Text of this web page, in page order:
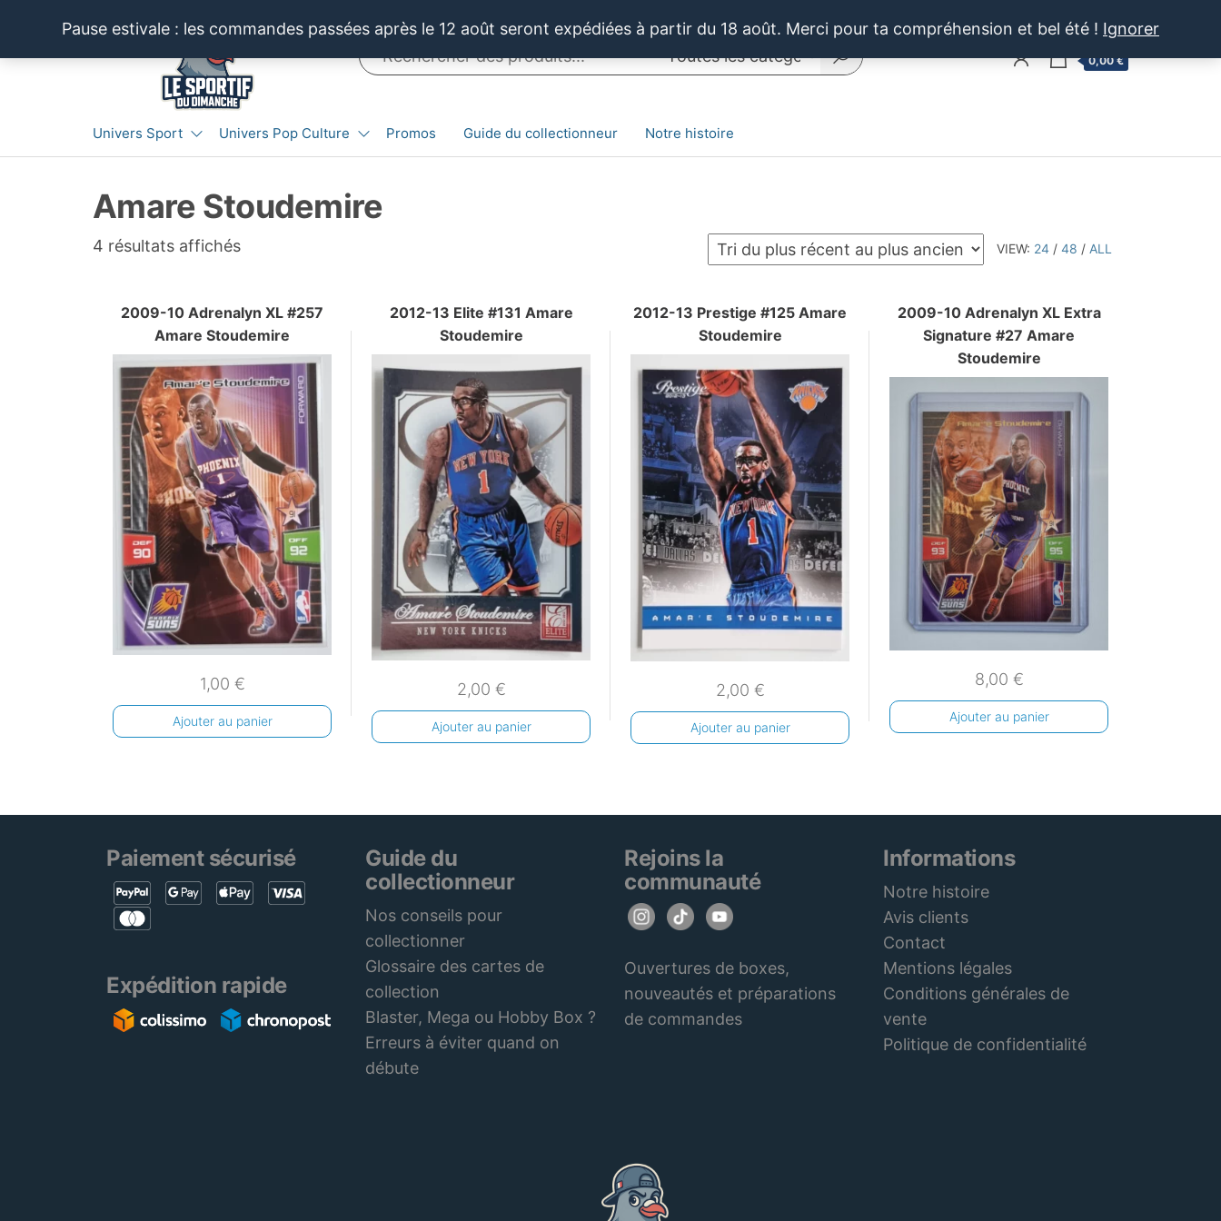
contenu
Pause estivale : les commandes passées après le 12 août seront expédiées à partir du 18 août. Merci pour ta compréhension et bel été ! Ignorer
LE SPORTIF
DU
et
produits
autour
du
sport et
0,00 €
Univers Sport Univers Pop Culture Promos Guide du collectionneur Notre histoire
Amare Stoudemire
VIEW: 24 / 48 / ALL
4 résultats affichésTrié
récent
au
plus
ancien
2009-10 Adrenalyn XL #257
Amare Stoudemire
1,00 €
Ajouter au panier
2012-13 Elite #131 Amare
Stoudemire
2,00 €
Ajouter au panier
2012-13 Prestige #125 Amare
Stoudemire
2,00 €
Ajouter au panier
2009-10 Adrenalyn XL Extra
Signature #27 Amare
Stoudemire
8,00 €
Ajouter au panier
Paiement sécurisé
Expédition rapide
Guide du
collectionneur
Nos conseils pour
collectionner
Glossaire des cartes de
collection
Blaster, Mega ou Hobby Box ?
Erreurs à éviter quand on
débute
Rejoins la
communauté
Ouvertures de boxes,
nouveautés et préparations
de commandes
Informations
Notre histoire
Avis clients
Contact
Mentions légales
Conditions générales de
vente
Politique de confidentialité